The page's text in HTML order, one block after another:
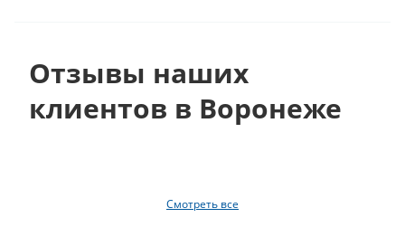
Отзывы наших
клиентов в Воронеже
Смотреть все